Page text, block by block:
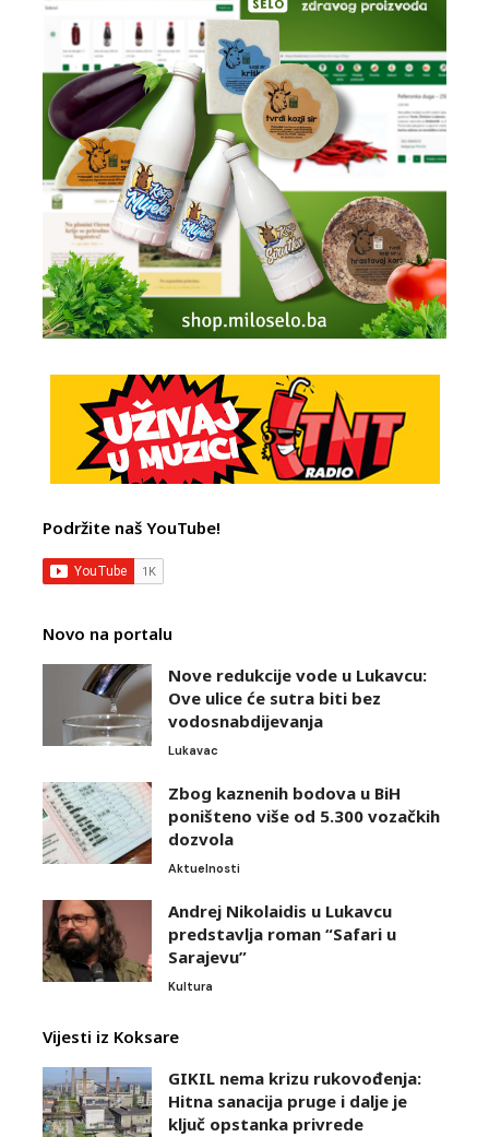
Podržite naš YouTube!
Novo na portalu
Nove redukcije vode u Lukavcu:
Ove ulice će sutra biti bez
vodosnabdijevanja
Lukavac
Zbog kaznenih bodova u BiH
poništeno više od 5.300 vozačkih
dozvola
Aktuelnosti
Andrej Nikolaidis u Lukavcu
predstavlja roman “Safari u
Sarajevu”
Kultura
Vijesti iz Koksare
GIKIL nema krizu rukovođenja:
Hitna sanacija pruge i dalje je
ključ opstanka privrede